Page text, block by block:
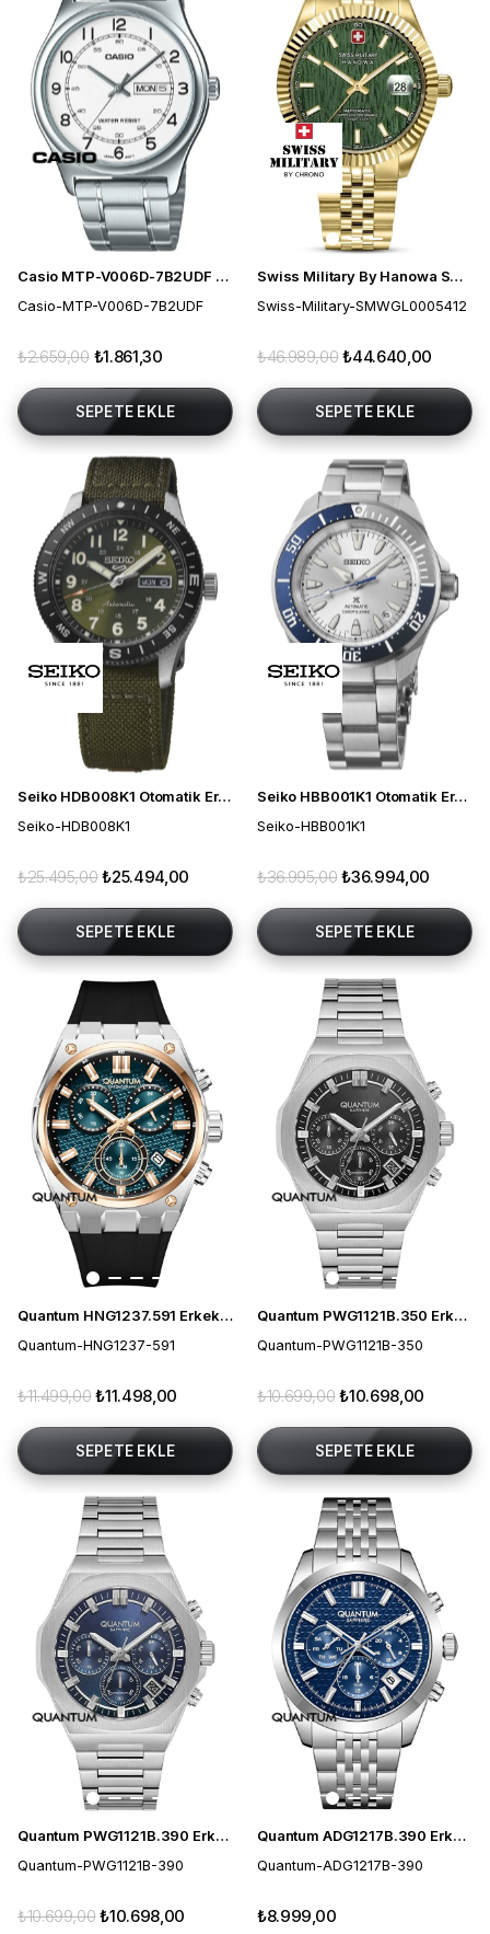
Casio MTP-V006D-7B2UDF Erkek Kol Saati
Casio-MTP-V006D-7B2UDF
₺1.861,30
₺2.659,00
SEPETE EKLE
Swiss Military By Hanowa SMWGL0005412 Otomatik Erkek Kol Saati
Swiss-Military-SMWGL0005412
₺44.640,00
₺46.989,00
SEPETE EKLE
Seiko HDB008K1 Otomatik Erkek Kol Saati
Seiko-HDB008K1
₺25.494,00
₺25.495,00
SEPETE EKLE
Seiko HBB001K1 Otomatik Erkek Kol Saati
Seiko-HBB001K1
₺36.994,00
₺36.995,00
SEPETE EKLE
Quantum HNG1237.591 Erkek Kol Saati
Quantum-HNG1237-591
₺11.498,00
₺11.499,00
SEPETE EKLE
Quantum PWG1121B.350 Erkek Kol Saati
Quantum-PWG1121B-350
₺10.698,00
₺10.699,00
SEPETE EKLE
Quantum PWG1121B.390 Erkek Kol Saati
Quantum-PWG1121B-390
₺10.698,00
₺10.699,00
Quantum ADG1217B.390 Erkek Kol Saati
Quantum-ADG1217B-390
₺8.999,00